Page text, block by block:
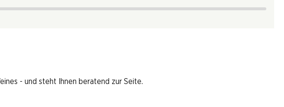
- und steht Ihnen beratend zur Seite.